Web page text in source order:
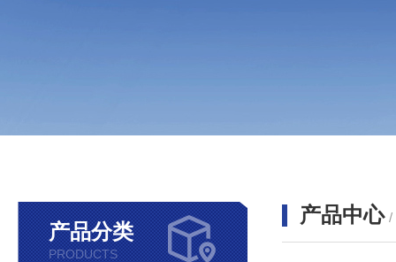
产品分类
PRODUCTS
产品中心 /